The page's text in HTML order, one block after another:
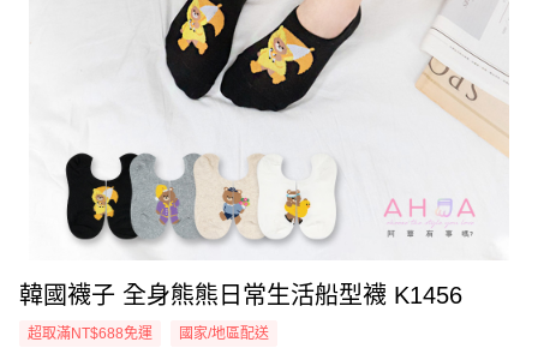
韓國襪子 全身熊熊日常生活船型襪 K1456
超取滿NT$688免運 國家/地區配送